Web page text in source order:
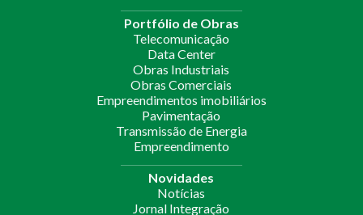
Portfólio de Obras
Telecomunicação
Data Center
Obras Industriais
Obras Comerciais
Empreendimentos imobiliários
Pavimentação
Transmissão de Energia
Empreendimento
Novidades
Notícias
Jornal Integração